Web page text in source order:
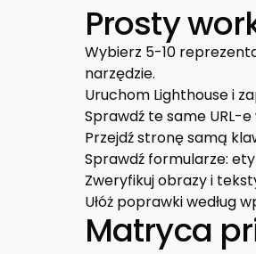
Prosty
Wybierz 5-10
narzędzie.
Uruchom Lighthouse i
Sprawdź te same URL-e
Przejdź stronę samą
Sprawdź formularze:
Zweryfikuj obrazy i
Ułóż poprawki według
Matryca